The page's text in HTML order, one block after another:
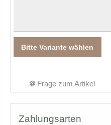
Bitte Variante wählen
Frage zum Artikel
Zahlungsarten